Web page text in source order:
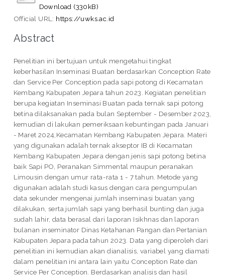
Download (330kB)
Official URL: https://uwks.ac.id
Abstract
Penelitian ini bertujuan untuk mengetahui tingkat
keberhasilan Inseminasi Buatan berdasarkan Conception Rate
dan Service Per Conception pada sapi potong di Kecamatan
Kembang Kabupaten Jepara tahun 2023. Kegiatan penelitian
berupa kegiatan Inseminasi Buatan pada ternak sapi potong
betina dilaksanakan pada bulan September - Desember 2023,
kemudian di lakukan pemeriksaan kebuntingan pada Januari
- Maret 2024,Kecamatan Kembang Kabupaten Jepara. Materi
yang digunakan adalah ternak akseptor IB di Kecamatan
Kembang Kabupaten Jepara dengan jenis sapi potong betina
baik Sapi PO, Peranakan Simmental maupun peranakan
Limousin dengan umur rata-rata 1 - 7 tahun. Metode yang
digunakan adalah studi kasus dengan cara pengumpulan
data sekunder mengenai jumlah inseminasi buatan yang
dilakukan, serta jumlah sapi yang berhasil bunting dan juga
sudah lahir, data berasal dari laporan Isikhnas dan laporan
bulanan inseminator Dinas Ketahanan Pangan dan Pertanian
Kabupaten Jepara pada tahun 2023. Data yang diperoleh dari
penelitian ini kemudian akan dianalisis, variabel yang diamati
dalam penelitian ini antara lain yaitu Conception Rate dan
Service Per Conception. Berdasarkan analisis dan hasil